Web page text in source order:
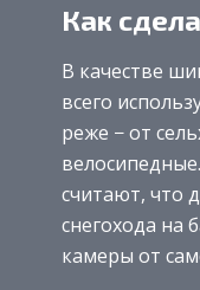
Как
В качестве
всего
реже − от
считают, что
снегохода на
камеры от